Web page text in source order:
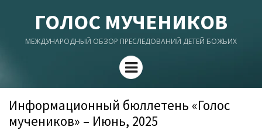
ГОЛОС МУЧЕНИКОВ
МЕЖДУНАРОДНЫЙ ОБЗОР ПРЕСЛЕДОВАНИЙ ДЕТЕЙ БОЖЬИХ
Menu
Информационный бюллетень «Голос
мучеников» – Июнь, 2025